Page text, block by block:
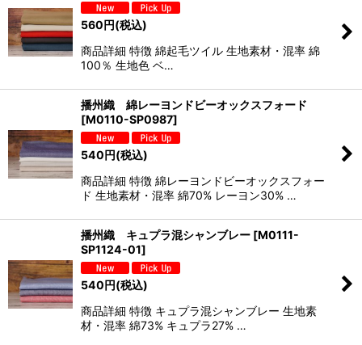
560円(税込)
商品詳細 特徴 綿起毛ツイル 生地素材・混率 綿
100％ 生地色 ベ…
播州織 綿レーヨンドビーオックスフォード
[M0110-SP0987]
540円(税込)
商品詳細 特徴 綿レーヨンドビーオックスフォー
ド 生地素材・混率 綿70% レーヨン30% …
播州織 キュプラ混シャンブレー [M0111-
SP1124-01]
540円(税込)
商品詳細 特徴 キュプラ混シャンブレー 生地素
材・混率 綿73% キュプラ27% …